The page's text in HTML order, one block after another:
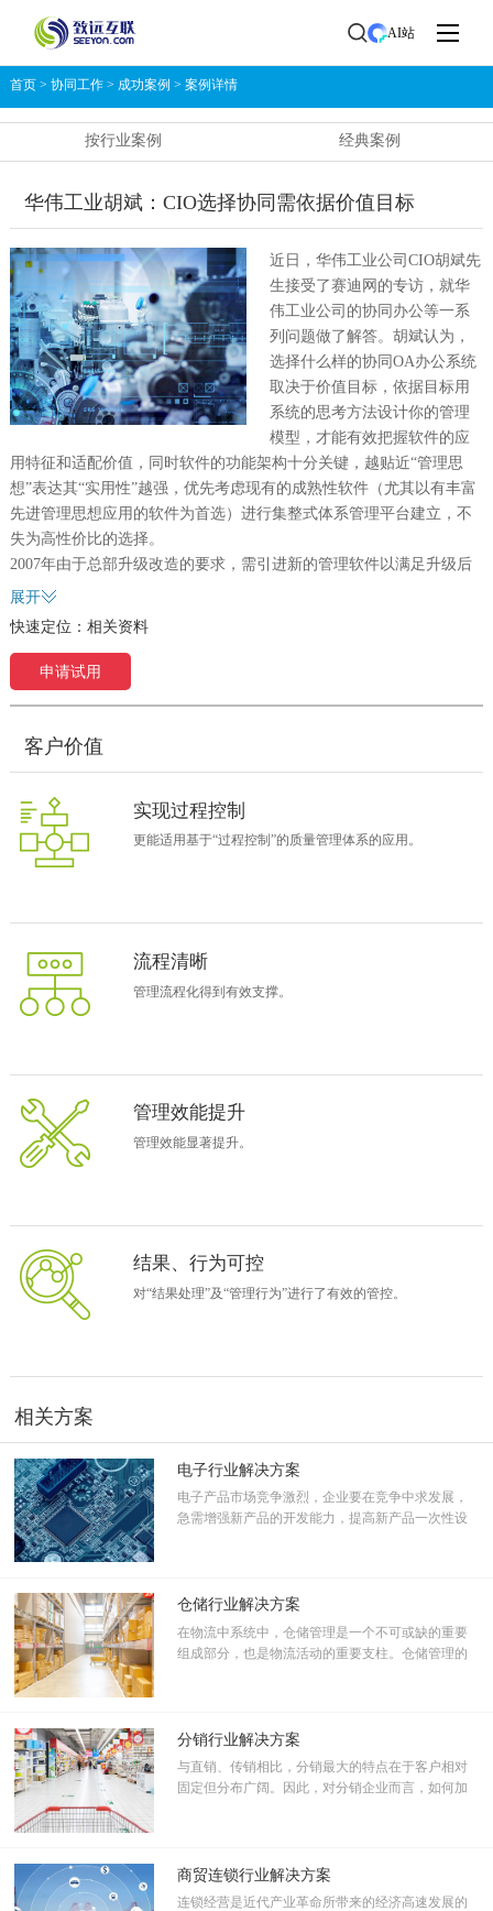
AI站
首页> 协同工作> 成功案例 > 案例详情
按行业案例 经典案例
华伟工业胡斌：CIO选择协同需依据价值目标
近日，华伟工业公司CIO胡斌先
生接受了赛迪网的专访，就华
伟工业公司的协同办公等一系
列问题做了解答。胡斌认为，
选择什么样的协同OA办公系统
取决于价值目标，依据目标用
系统的思考方法设计你的管理
模型，才能有效把握软件的应
用特征和适配价值，同时软件的功能架构十分关键，越贴近“管理思
想”表达其“实用性”越强，优先考虑现有的成熟性软件（尤其以有丰富
先进管理思想应用的软件为首选）进行集整式体系管理平台建立，不
失为高性价比的选择。
2007年由于总部升级改造的要求，需引进新的管理软件以满足升级后
的业务需求。因胡斌有过生产、采购、车间、分厂等部门主管8年的管
远、金蝶、斯普、博科等几家国内大小软件商对华伟工业的“应用模
型”的方案问答，胡斌他们发现致远的协同软件在流程定制方面相对更
为直观，使用者容易识别，“二元工作流”这一功能思想更能适用于基
果”的处理，而直接在ERP软件上进行“二开”其“流程”部署和呈现不是
大于引用已市场化的成熟软件工具。基于以上考虑，华伟工业最终决
定选择了致远的协同软件。
胡斌表示：“在选择了致远协同后，公司的信息化建设能力、方式都有
展开
快速定位： 相关资料
申请试用
客户价值
实现过程控制
更能适用基于“过程控制”的质量管理体系的应用。
流程清晰
管理流程化得到有效支撑。
管理效能提升
管理效能显著提升。
结果、行为可控
对“结果处理”及“管理行为”进行了有效的管控。
相关方案
电子行业解决方案
电子产品市场竞争激烈，企业要在竞争中求发展，
急需增强新产品的开发能力，提高新产品一次性设
仓储行业解决方案
在物流中系统中，仓储管理是一个不可或缺的重要
组成部分，也是物流活动的重要支柱。仓储管理的
增加，越来越多的企业开始大举进军仓储业；
分销行业解决方案
与直销、传销相比，分销最大的特点在于客户相对
固定但分布广阔。因此，对分销企业而言，如何加
售渠道和环节。在此过程中，他们面临着如下问题
的挑战
商贸连锁行业解决方案
连锁经营是近代产业革命所带来的经济高速发展的